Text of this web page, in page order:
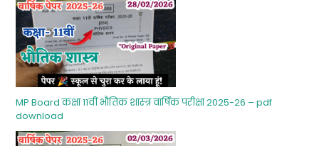
MP Board कक्षा 11वीं भौतिक शास्‍त्र वार्षिक परीक्षा 2025-26 – pdf
download